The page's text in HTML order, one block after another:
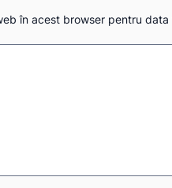
în acest browser pentru